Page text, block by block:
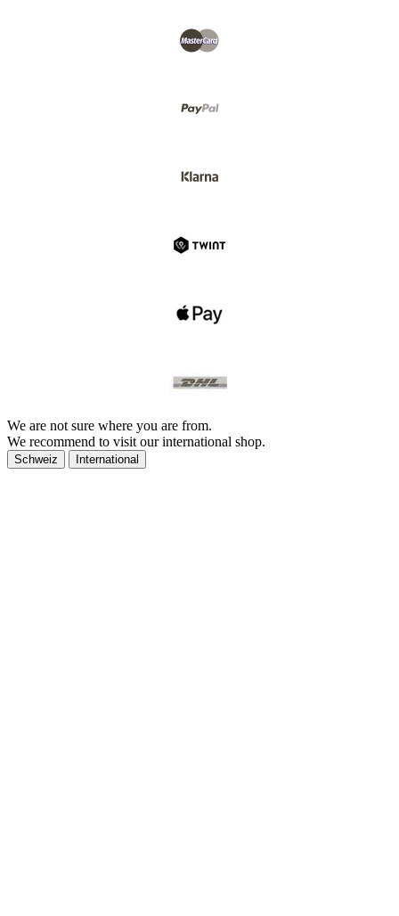
We are not sure where you are from.
We recommend to visit our international shop.
Schweiz International